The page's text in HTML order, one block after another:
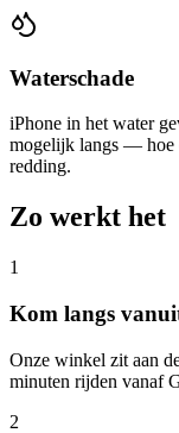
Waterschade
iPhone in het water
mogelijk langs — hoe
redding.
Zo werkt het
1
Kom langs
Onze winkel zit aan
minuten rijden vanaf
2